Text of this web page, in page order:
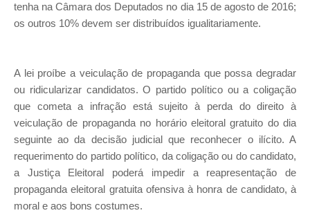
tenha na Câmara dos Deputados no dia 15 de agosto de 2016;
os outros 10% devem ser distribuídos igualitariamente.
A lei proíbe a veiculação de propaganda que possa degradar
ou ridicularizar candidatos. O partido político ou a coligação
que cometa a infração está sujeito à perda do direito à
veiculação de propaganda no horário eleitoral gratuito do dia
seguinte ao da decisão judicial que reconhecer o ilícito. A
requerimento do partido político, da coligação ou do candidato,
a Justiça Eleitoral poderá impedir a reapresentação de
propaganda eleitoral gratuita ofensiva à honra de candidato, à
moral e aos bons costumes.